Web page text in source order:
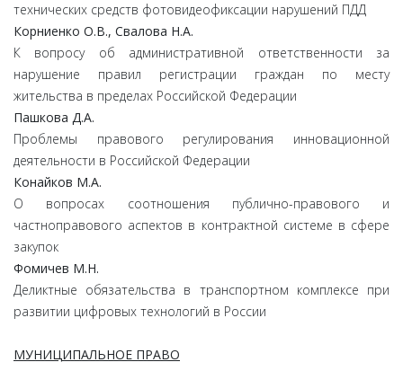
технических средств фотовидеофиксации нарушений ПДД
Корниенко О.В., Свалова Н.А.
К вопросу об административной ответственности за
нарушение правил регистрации граждан по месту
жительства в пределах Российской Федерации
Пашкова Д.А.
Проблемы правового регулирования инновационной
деятельности в Российской Федерации
Конайков М.А.
О вопросах соотношения публично-правового и
частноправового аспектов в контрактной системе в сфере
закупок
Фомичев М.Н.
Деликтные обязательства в транспортном комплексе при
развитии цифровых технологий в России
МУНИЦИПАЛЬНОЕ ПРАВО